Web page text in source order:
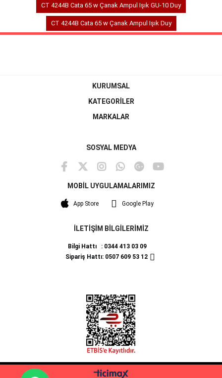
CT 4244B Cata 65 w Çanak Ampul Işık GU-10 Duy
CT 4244B Cata 65 w Çanak Ampul Işık Duy
KURUMSAL
KATEGORİLER
MARKALAR
SOSYAL MEDYA
MOBİL UYGULAMALARIMIZ
App Store Google Play
İLETİŞİM BİLGİLERİMİZ
Bilgi Hattı : 0344 413 03 09
Sipariş Hattı: 0507 609 53 12